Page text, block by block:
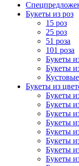
Букеты из роз
15 роз
25 роз
51 роза
101 роза
Букеты
Букеты
Букеты из
Букеты
Букеты
Букеты
Букеты
Букеты
Букеты
Букеты
Букеты